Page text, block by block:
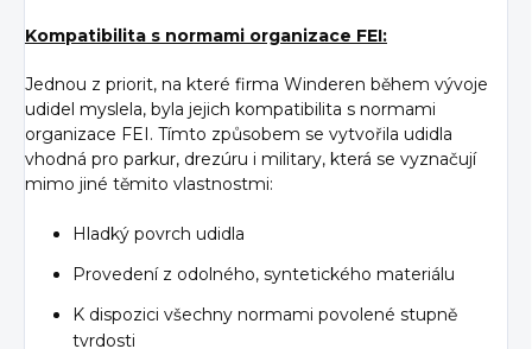
Kompatibilita s normami organizace FEI:
Jednou z priorit, na které firma Winderen během vývoje
udidel myslela, byla jejich kompatibilita s normami
organizace FEI. Tímto způsobem se vytvořila udidla
vhodná pro parkur, drezúru i military, která se vyznačují
mimo jiné těmito vlastnostmi:
Hladký povrch udidla
Provedení z odolného, syntetického materiálu
K dispozici všechny normami povolené stupně
tvrdosti